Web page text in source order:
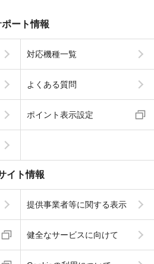
ポート情報
対応機種一覧
よくある質問
ポイント表示設定
イト情報
提供事業者等に関する表示
健全なサービスに向けて